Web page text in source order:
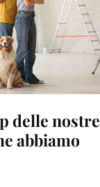
delle nostre
abbiamo